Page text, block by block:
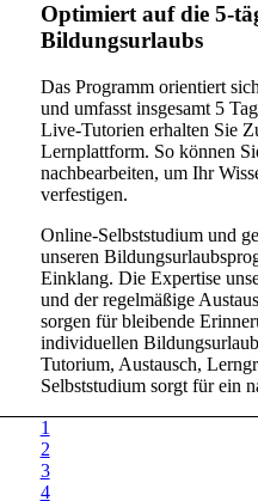
Optimiert auf die 5-
Bildungsurlaubs
Das Programm orientiert
und umfasst insgesamt 5
Live-Tutorien erhalten Sie
Lernplattform. So können
nachbearbeiten, um Ihr
verfestigen.
Online-Selbststudium und
unseren
Einklang. Die Expertise
und der regelmäßige
sorgen für bleibende
individuellen
Tutorium, Austausch,
Selbststudium sorgt für ein
1
2
3
4